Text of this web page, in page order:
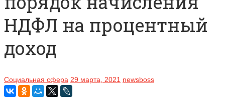
НДФЛ на процентный
доход
Социальная сфера 29 марта, 2021 newsboss